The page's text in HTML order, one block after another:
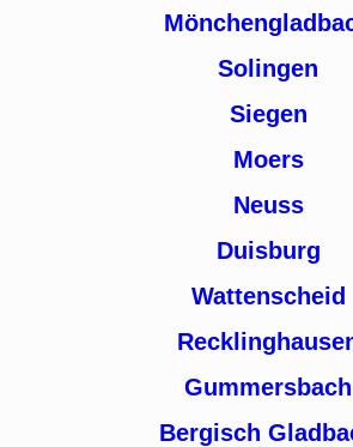
Solingen
Siegen
Moers
Neuss
Duisburg
Wattenscheid
Gummersbach
Bergisch